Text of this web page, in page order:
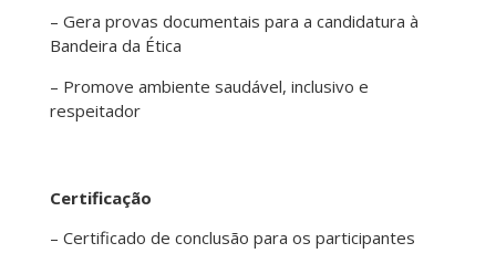
– Gera provas documentais para a candidatura à
Bandeira da Ética
– Promove ambiente saudável, inclusivo e
respeitador
Certificação
– Certificado de conclusão para os participantes